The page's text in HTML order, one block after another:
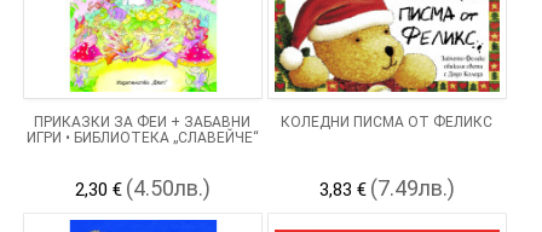
ПРИКАЗКИ ЗА ФЕИ + ЗАБАВНИ
ИГРИ • БИБЛИОТЕКА „СЛАВЕЙЧЕ“
2,30 € (4.50лв.)
КОЛЕДНИ ПИСМА ОТ ФЕЛИКС
3,83 € (7.49лв.)